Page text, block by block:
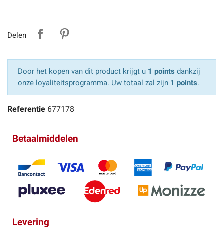
Delen
Door het kopen van dit product krijgt u 1 points dankzij
onze loyaliteitsprogramma. Uw totaal zal zijn 1 points.
Referentie 677178
Betaalmiddelen
Levering